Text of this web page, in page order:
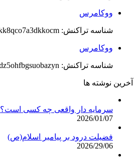
ووکامرس
شناسه تراکنش: j6kyipwzvaohws3dgkk8qco7a3dkkocm...
ووکامرس
شناسه تراکنش: x2zmgxd6hr5rioqadz5ohfbgsuobazyn...
آخرین نوشته ها
سرمایه دار واقعی چه کسی است؟
2026/01/07
فضیلت درود بر پیامبر اسلام(ص)
2026/29/06